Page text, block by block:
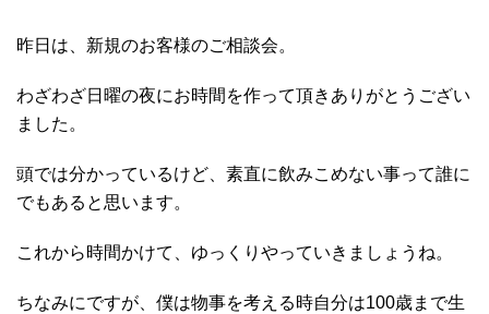
昨日は、新規のお客様のご相談会。
わざわざ日曜の夜にお時間を作って頂きありがとうござい
ました。
頭では分かっているけど、素直に飲みこめない事って誰に
でもあると思います。
これから時間かけて、ゆっくりやっていきましょうね。
ちなみにですが、僕は物事を考える時自分は100歳まで生